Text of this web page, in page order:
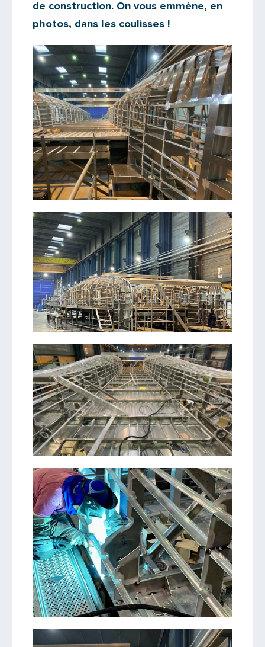
de construction. On vous emmène, en
photos, dans les coulisses !